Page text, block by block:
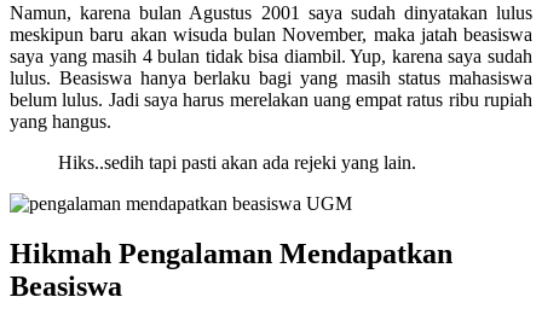
Namun, karena bulan Agustus 2001 saya sudah dinyatakan lulus
meskipun baru akan wisuda bulan November, maka jatah beasiswa
saya yang masih 4 bulan tidak bisa diambil. Yup, karena saya sudah
lulus. Beasiswa hanya berlaku bagi yang masih status mahasiswa
belum lulus. Jadi saya harus merelakan uang empat ratus ribu rupiah
yang hangus.
Hiks..sedih tapi pasti akan ada rejeki yang lain.
Hikmah Pengalaman Mendapatkan
Beasiswa